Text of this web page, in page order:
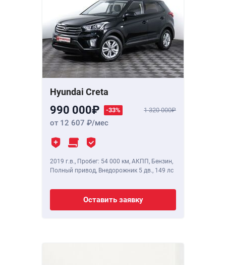
Hyundai Creta
990 000 -33% 1 320 000
от 12 607 /мес
2019 г.в., Пробег: 54 000 км, АКПП, Бензин,
Полный привод, Внедорожник 5 дв., 149 лс
Оставить заявку